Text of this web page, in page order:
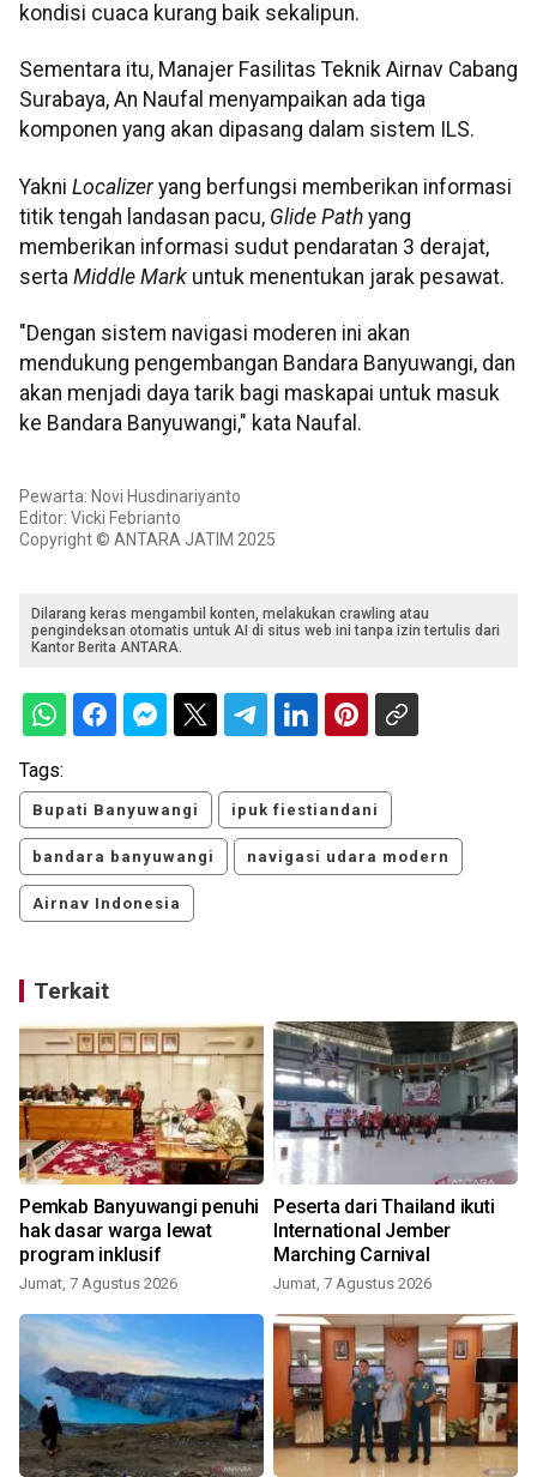
kondisi cuaca kurang baik sekalipun.
Sementara itu, Manajer Fasilitas Teknik Airnav Cabang
Surabaya, An Naufal menyampaikan ada tiga
komponen yang akan dipasang dalam sistem ILS.
Yakni Localizeryang berfungsi memberikan informasi
titik tengah landasan pacu, Glide Path yang
memberikan informasi sudut pendaratan 3 derajat,
serta Middle Mark untuk menentukan jarak pesawat.
"Dengan sistem navigasi moderen ini akan
mendukung pengembangan Bandara Banyuwangi, dan
akan menjadi daya tarik bagi maskapai untuk masuk
ke Bandara Banyuwangi," kata Naufal.
Pewarta: Novi Husdinariyanto
Editor: Vicki Febrianto
Copyright © ANTARA JATIM 2025
Dilarang keras mengambil konten, melakukan crawling atau
pengindeksan otomatis untuk AI di situs web ini tanpa izin tertulis dari
Kantor Berita ANTARA.
Tags:
Bupati Banyuwangi ipuk fiestiandani
bandara banyuwangi navigasi udara modern
Airnav Indonesia
Terkait
Pemkab Banyuwangi penuhi
hak dasar warga lewat
program inklusif
Jumat, 7 Agustus 2026
Peserta dari Thailand ikuti
International Jember
Marching Carnival
Jumat, 7 Agustus 2026